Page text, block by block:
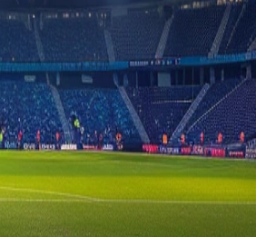
in de Vriendschappelijke wedstrijden.